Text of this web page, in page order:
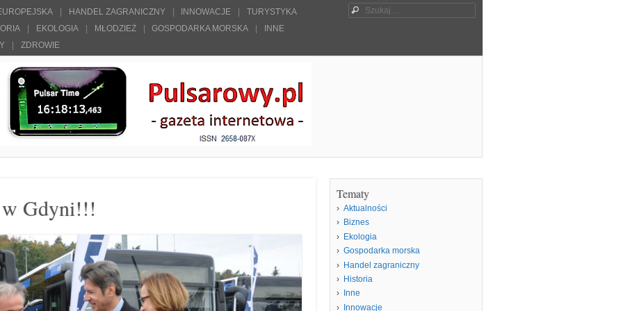
HANDEL ZAGRANICZNY INNOWACJE
TURYSTYKA
EKOLOGIA MŁODZIEŻ GOSPODARKA MORSKA
INNE
ZDROWIE
Szukaj
Gdyni!!!
Tematy
Aktualności
Biznes
Ekologia
Gospodarka morska
Handel zagraniczny
Historia
Inne
Innowacje